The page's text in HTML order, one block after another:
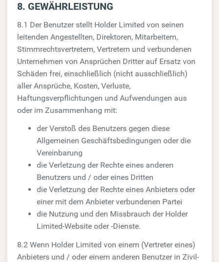
8. GEWÄHRLEISTUNG
8.1 Der Benutzer stellt Holder Limited von seinen
leitenden Angestellten, Direktoren, Mitarbeitern,
Stimmrechtsvertretern, Vertretern und verbundenen
Unternehmen von Ansprüchen Dritter auf Ersatz von
Schäden frei, einschließlich (nicht ausschließlich)
aller Ansprüche, Kosten, Verluste,
Haftungsverpflichtungen und Aufwendungen aus
oder im Zusammenhang mit:
der Verstoß des Benutzers gegen diese
Allgemeinen Geschäftsbedingungen oder die
Vereinbarung
die Verletzung der Rechte eines anderen
Benutzers und / oder eines Dritten
die Verletzung der Rechte eines Anbieters oder
einer mit dem Anbieter verbundenen Partei
die Nutzung und den Missbrauch der Holder
Limited-Website oder -Dienste.
8.2 Wenn Holder Limited von einem (Vertreter eines)
Anbieters und / oder einem anderen Benutzer in Zivil-